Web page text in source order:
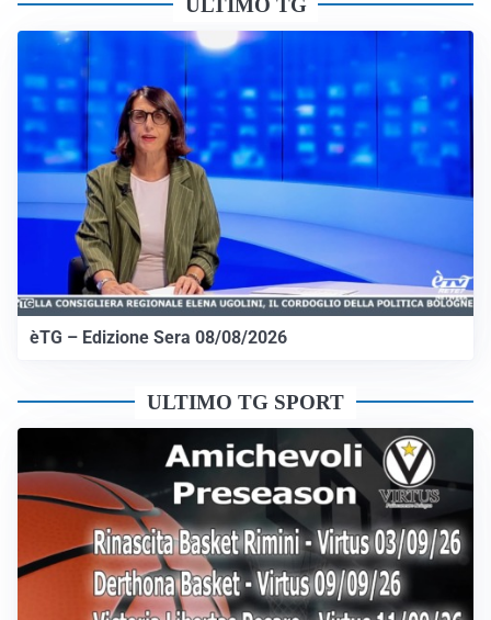
ULTIMO TG
èTG – Edizione Sera 08/08/2026
ULTIMO TG SPORT